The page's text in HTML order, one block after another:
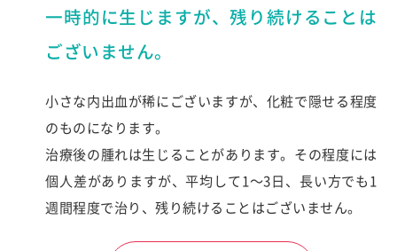
一時的に生じますが、残り続けることは
ございません。
小さな内出血が稀にございますが、化粧で隠せる程度
のものになります。
治療後の腫れは生じることがあります。その程度には
個人差がありますが、平均して1～3日、長い方でも1
週間程度で治り、残り続けることはございません。